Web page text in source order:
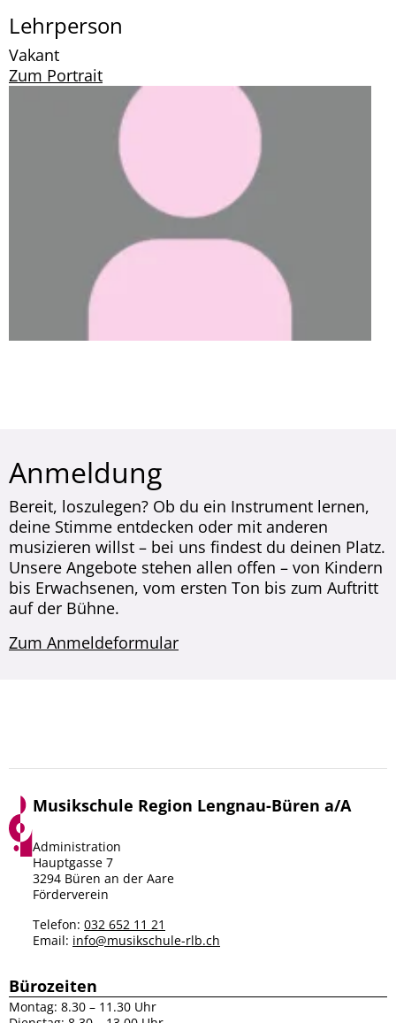
Lehrperson
Vakant
Zum Portrait
Anmeldung
Bereit, loszulegen? Ob du ein Instrument lernen,
deine Stimme entdecken oder mit anderen
musizieren willst – bei uns findest du deinen Platz.
Unsere Angebote stehen allen offen – von Kindern
bis Erwachsenen, vom ersten Ton bis zum Auftritt
auf der Bühne.
Zum Anmeldeformular
Musikschule Region Lengnau-Büren a/A
Administration
Hauptgasse 7
3294 Büren an der Aare
Förderverein
Telefon: 032 652 11 21
Email: info@musikschule-rlb.ch
Bürozeiten
Montag: 8.30 – 11.30 Uhr